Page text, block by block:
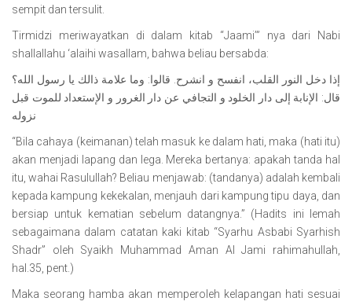
sempit dan tersulit.
Tirmidzi meriwayatkan di dalam kitab “Jaami’” nya dari Nabi
shallallahu ‘alaihi wasallam, bahwa beliau bersabda:
إذا دخل النور القلب، انفسح و انشرح. قالوا: وما علامة ذالك يا رسول الله؟
قال: الإنابة إلى دار الخلود و التجافي عن دار الغرور و الإستعداد للموت قبل
نزوله
“Bila cahaya (keimanan) telah masuk ke dalam hati, maka (hati itu)
akan menjadi lapang dan lega. Mereka bertanya: apakah tanda hal
itu, wahai Rasulullah? Beliau menjawab: (tandanya) adalah kembali
kepada kampung kekekalan, menjauh dari kampung tipu daya, dan
bersiap untuk kematian sebelum datangnya.” (Hadits ini lemah
sebagaimana dalam catatan kaki kitab “Syarhu Asbabi Syarhish
Shadr” oleh Syaikh Muhammad Aman Al Jami rahimahullah,
hal.35, pent.)
Maka seorang hamba akan memperoleh kelapangan hati sesuai